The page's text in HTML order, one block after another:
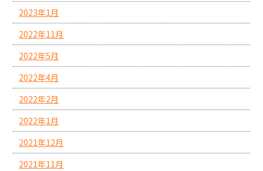
2023年1月
2022年11月
2022年5月
2022年4月
2022年2月
2022年1月
2021年12月
2021年11月